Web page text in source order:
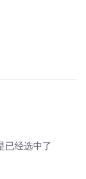
已经选中了